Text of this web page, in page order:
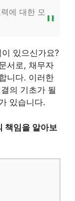
에 대한 모
있으신가요?
서로, 채무자
니다. 이러한
의 기초가 될
있습니다.
책임을 알아보